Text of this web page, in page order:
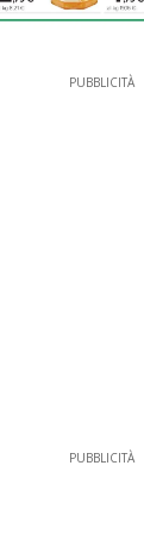
PUBBLICITÀ
PUBBLICITÀ